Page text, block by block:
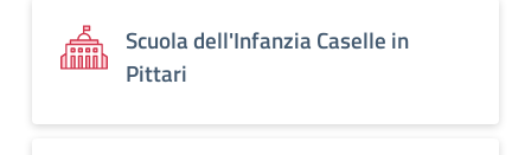
Scuola dell'Infanzia Caselle in
Pittari